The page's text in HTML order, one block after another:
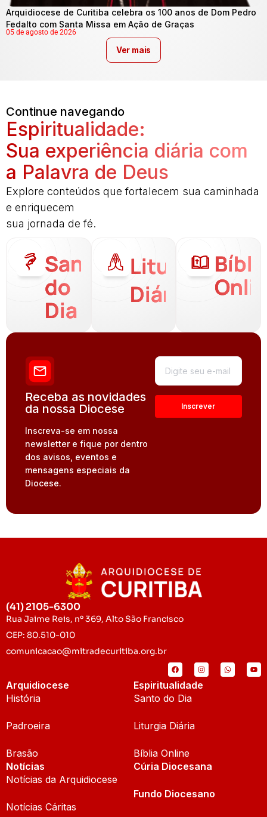
Arquidiocese de Curitiba celebra os 100 anos de Dom Pedro
Fedalto com Santa Missa em Ação de Graças
05 de agosto de 2026
Ver mais
Continue navegando
Espiritualidade:
Sua experiência diária com
a Palavra de Deus
Explore conteúdos que fortalecem sua caminhada
e enriquecem
sua jornada de fé.
Santo
do
Dia
Liturgia
Diária
Receba as novidades
da nossa Diocese
Inscreva-se em nossa
newsletter e fique por dentro
dos avisos, eventos e
mensagens especiais da
Diocese.
(41) 2105-6300
Rua Jaime Reis, nº 369, Alto São Francisco
CEP: 80.510-010
comunicacao@mitradecuritiba.org.br
Arquidiocese
História
Padroeira
Brasão
Espiritualidade
Santo do Dia
Liturgia Diária
Bíblia Online
Notícias
Notícias da Arquidiocese
Notícias Cáritas
Cúria Diocesana
Fundo Diocesano